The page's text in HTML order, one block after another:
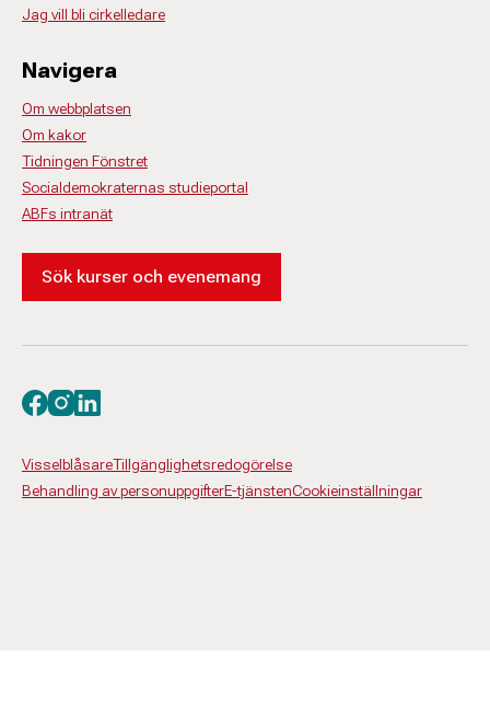
Jag vill bli cirkelledare
Navigera
Om webbplatsen
Om kakor
Tidningen Fönstret
Socialdemokraternas studieportal
ABFs intranät
Sök kurser och evenemang
VisselblåsareTillgänglighetsredogörelse
Behandling av personuppgifterE-tjänstenCookieinställningar
Besök oss på facebook
Besök oss på instagram
Besök oss på linkedin